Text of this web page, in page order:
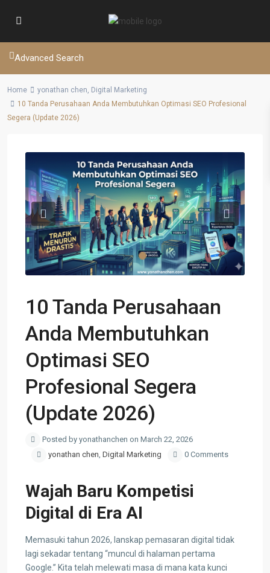
Advanced Search
Home yonathan chen, Digital Marketing
10 Tanda Perusahaan Anda Membutuhkan Optimasi SEO Profesional
Segera (Update 2026)
Previous Next
10 Tanda Perusahaan
Anda Membutuhkan
Optimasi SEO
Profesional Segera
(Update 2026)
Posted by yonathanchen on March 22, 2026
yonathan chen Digital Marketing 0 Comments
Wajah Baru Kompetisi
Digital di Era AI
Memasuki tahun 2026, lanskap pemasaran digital tidak
lagi sekadar tentang “muncul di halaman pertama
Google.” Kita telah melewati masa di mana kata kunci